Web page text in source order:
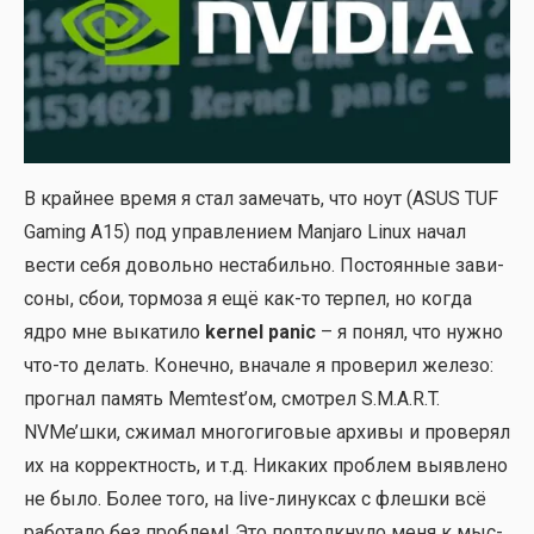
В край­нее вре­мя я стал заме­чать, что ноут (ASUS TUF
Gaming A15) под управ­ле­ни­ем Manjaro Linux начал
вести себя доволь­но неста­биль­но. Посто­ян­ные зави­
со­ны, сбои, тор­мо­за я ещё как-то тер­пел, но когда
ядро мне выка­ти­ло kernel panic – я понял, что нуж­но
что-то делать. Конеч­но, вна­ча­ле я про­ве­рил желе­зо:
про­гнал память Memtest’ом, смот­рел S.M.A.R.T.
NVMe’ш­ки, сжи­мал мно­го­ги­го­вые архи­вы и про­ве­рял
их на кор­рект­ность, и т.д. Ника­ких про­блем выяв­ле­но
не было. Более того, на live-линук­сах с флеш­ки всё